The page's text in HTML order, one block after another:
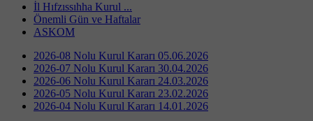
İl Hıfzıssıhha Kurul ...
Önemli Gün ve Haftalar
ASKOM
2026-08 Nolu Kurul Kararı 05.06.2026
2026-07 Nolu Kurul Kararı 30.04.2026
2026-06 Nolu Kurul Kararı 24.03.2026
2026-05 Nolu Kurul Kararı 23.02.2026
2026-04 Nolu Kurul Kararı 14.01.2026